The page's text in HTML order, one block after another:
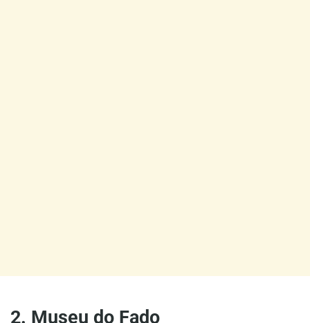
2. Museu do Fado